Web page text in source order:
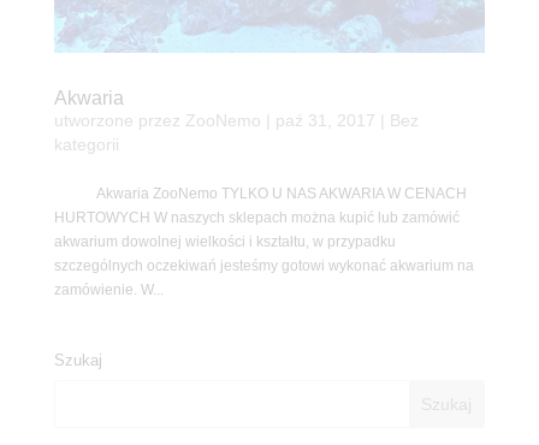
Akwaria
utworzone przez ZooNemo paź 31, 2017 | Bez
kategorii
Akwaria ZooNemo TYLKO U NAS AKWARIA W CENACH
HURTOWYCH W naszych sklepach można kupić lub zamówić
akwarium dowolnej wielkości i kształtu, w przypadku
szczególnych oczekiwań jesteśmy gotowi wykonać akwarium na
zamówienie. W...
Szukaj